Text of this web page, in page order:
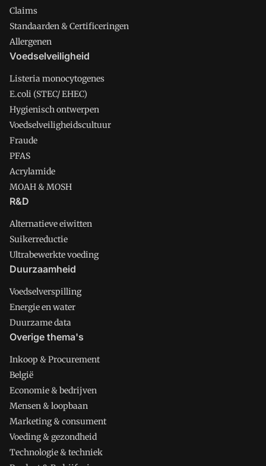
Claims
Standaarden & Certificeringen
Allergenen
Voedselveiligheid
Listeria monocytogenes
E.coli (STEC/ EHEC)
Hygienisch ontwerpen
Voedselveiligheidscultuur
Fraude
PFAS
Acrylamide
MOAH & MOSH
R&D
Alternatieve eiwitten
Suikerreductie
Ultrabewerkte voeding
Duurzaamheid
Voedselverspilling
Energie en water
Duurzame data
Overige thema's
Inkoop & Procurement
België
Economie & bedrijven
Mensen & loopbaan
Marketing & consument
Voeding & gezondheid
Technologie & techniek